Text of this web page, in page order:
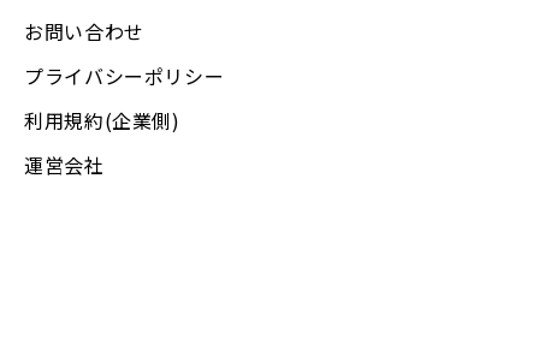
お問い合わせ
プライバシーポリシー
利用規約(企業側)
運営会社